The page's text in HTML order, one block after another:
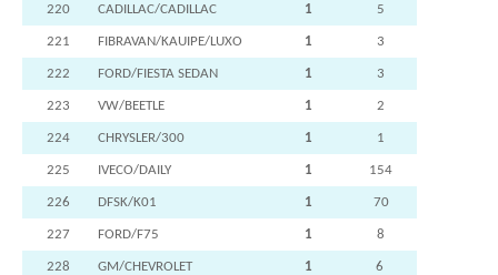
220 CADILLAC/CADILLAC 1 5
221 FIBRAVAN/KAUIPE/LUXO 1 3
222 FORD/FIESTA SEDAN 1 3
223 VW/BEETLE 1 2
224 CHRYSLER/300 1 1
225 IVECO/DAILY 1 154
226 DFSK/K01 1 70
227 FORD/F75 1 8
228 GM/CHEVROLET 1 6